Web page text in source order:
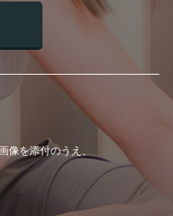
を添付のうえ、